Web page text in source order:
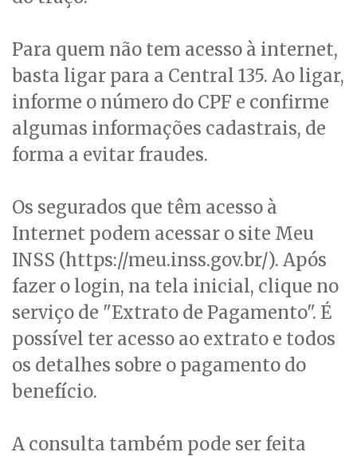
Para quem não tem acesso à internet,
basta ligar para a Central 135. Ao ligar,
informe o número do CPF e confirme
algumas informações cadastrais, de
forma a evitar fraudes.
Os segurados que têm acesso à
Internet podem acessar o site Meu
INSS (https://meu.inss.gov.br/). Após
fazer o login, na tela inicial, clique no
serviço de "Extrato de Pagamento". É
possível ter acesso ao extrato e todos
os detalhes sobre o pagamento do
benefício.
A consulta também pode ser feita